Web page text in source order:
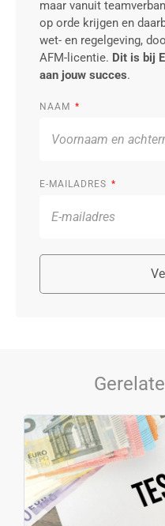
maar vanuit
op orde krijgen en
wet- en regelgeving,
AFM-licentie. Dit is bij
aan jouw succes.
NAAM
E-MAILADRES